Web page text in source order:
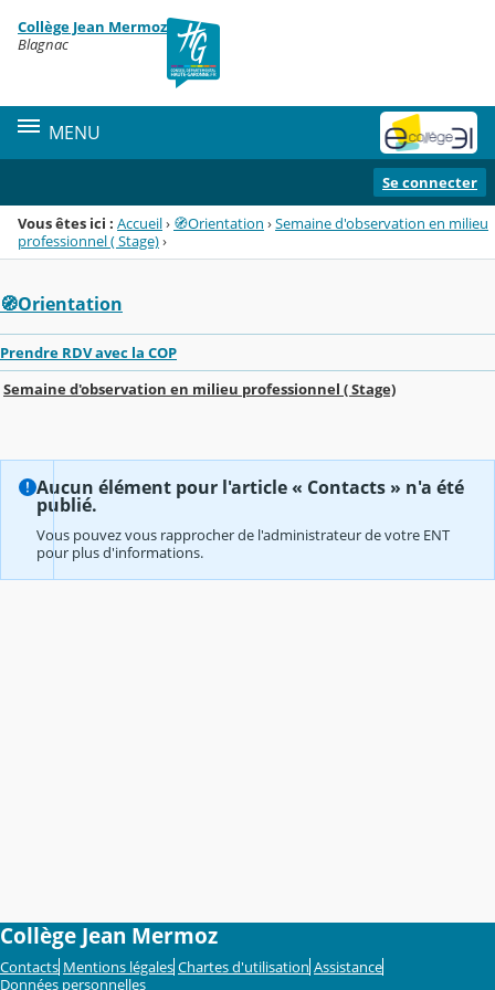
Menu de la rubrique
Contenu
Collège Jean Mermoz
Blagnac
MENU
Se connecter
Vous êtes ici : Accueil› 🧭Orientation ›Semaine d'observation en milieu
professionnel ( Stage)›
🧭Orientation
Prendre RDV avec la COP
Semaine d'observation en milieu professionnel ( Stage)
Aucun élément pour l'article « Contacts » n'a été
publié.
Vous pouvez vous rapprocher de l'administrateur de votre ENT
pour plus d'informations.
Collège Jean Mermoz
Contacts Mentions légales Chartes d'utilisation Assistance
Données personnelles